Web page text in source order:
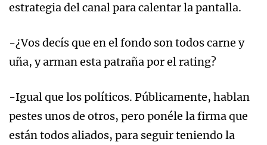
estrategia del canal para calentar la pantalla.
-¿Vos decís que en el fondo son todos carne y
uña, y arman esta patraña por el rating?
-Igual que los políticos. Públicamente, hablan
pestes unos de otros, pero ponéle la firma que
están todos aliados, para seguir teniendo la